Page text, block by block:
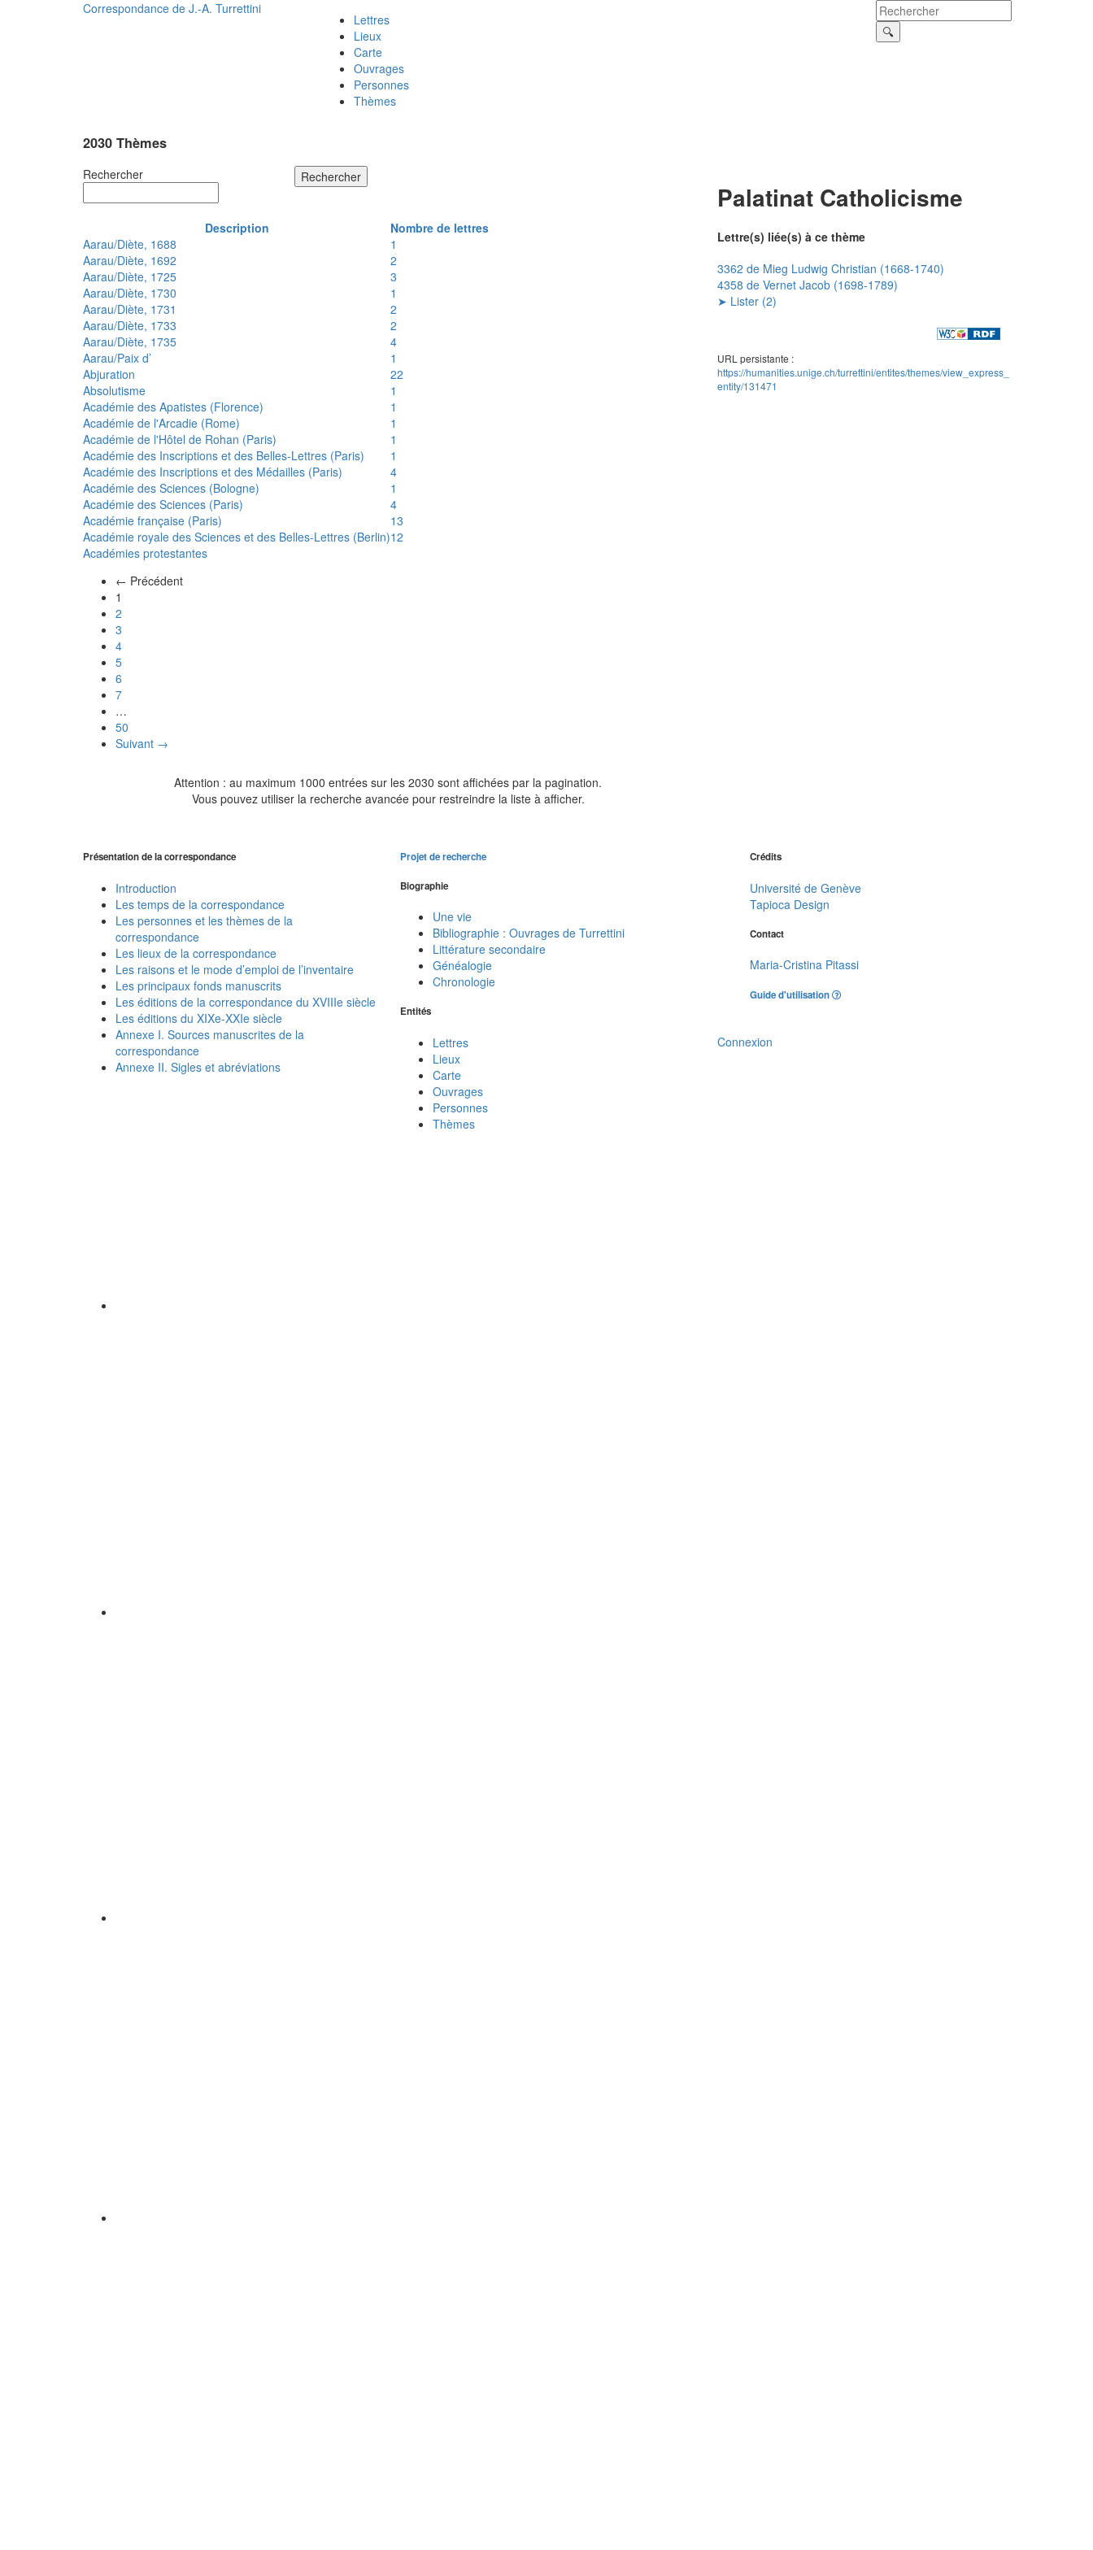
Correspondance de J.-A. Turrettini
Lettres
Lieux
Carte
Ouvrages
Personnes
Thèmes
2030 Thèmes
Rechercher Rechercher
Description
Nombre de lettres
Aarau/Diète, 1688
1
Aarau/Diète, 1692
2
Aarau/Diète, 1725
3
Aarau/Diète, 1730
1
Aarau/Diète, 1731
2
Aarau/Diète, 1733
2
Aarau/Diète, 1735
4
Aarau/Paix d’
1
Abjuration
22
Absolutisme
1
Académie des Apatistes (Florence)
1
Académie de l'Arcadie (Rome)
1
Académie de l'Hôtel de Rohan (Paris)
1
Académie des Inscriptions et des Belles-Lettres (Paris)
1
Académie des Inscriptions et des Médailles (Paris)
4
Académie des Sciences (Bologne)
1
Académie des Sciences (Paris)
4
Académie française (Paris)
13
Académie royale des Sciences et des Belles-Lettres (Berlin)12
Académies protestantes
← Précédent
1
2
3
4
5
6
7
…
50
Suivant →
Attention : au maximum 1000 entrées sur les 2030 sont affichées par la pagination.
Vous pouvez utiliser la recherche avancée pour restreindre la liste à afficher.
Palatinat Catholicisme
Lettre(s) liée(s) à ce thème
3362 de Mieg Ludwig Christian (1668-1740)
4358 de Vernet Jacob (1698-1789)
➤ Lister (2)
URL persistante :
https://humanities.unige.ch/turrettini/entites/themes/view_express_
entity/131471
Présentation de la correspondance
Introduction
Les temps de la correspondance
Les personnes et les thèmes de la
correspondance
Les lieux de la correspondance
Les raisons et le mode d’emploi de l’inventaire
Les principaux fonds manuscrits
Les éditions de la correspondance du XVIIIe siècle
Les éditions du XIXe-XXIe siècle
Annexe I. Sources manuscrites de la
correspondance
Annexe II. Sigles et abréviations
Projet de recherche
Biographie
Une vie
Bibliographie : Ouvrages de Turrettini
Littérature secondaire
Généalogie
Chronologie
Entités
Lettres
Lieux
Carte
Ouvrages
Personnes
Thèmes
Crédits
Université de Genève
Tapioca Design
Contact
Maria-Cristina Pitassi
Guide d'utilisation
Connexion